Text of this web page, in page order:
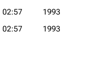
02:57 1993
02:57 1993